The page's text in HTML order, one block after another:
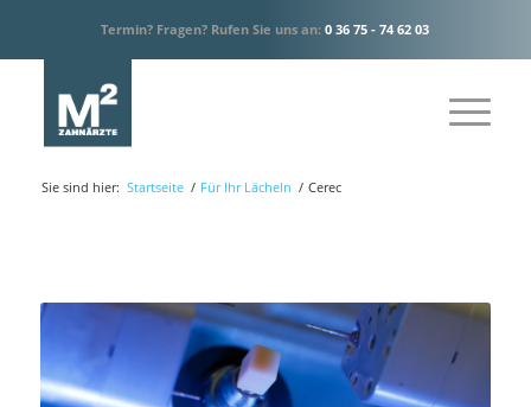
Termin? Fragen? Rufen Sie uns an:0 36 75 - 74 62 03
Sie sind hier: Startseite / Für Ihr Lächeln / Cerec